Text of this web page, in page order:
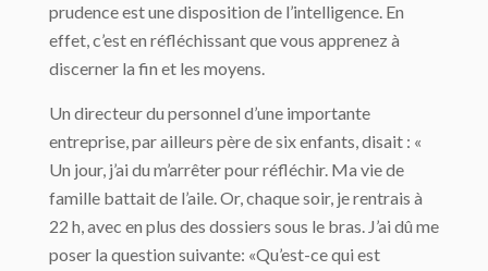
prudence est une disposition de l’intelligence. En
effet, c’est en réfléchissant que vous apprenez à
discerner la fin et les moyens.
Un directeur du personnel d’une importante
entreprise, par ailleurs père de six enfants, disait : «
Un jour, j’ai du m’arrêter pour réfléchir. Ma vie de
famille battait de l’aile. Or, chaque soir, je rentrais à
22 h, avec en plus des dossiers sous le bras. J’ai dû me
poser la question suivante: «Qu’est-ce qui est